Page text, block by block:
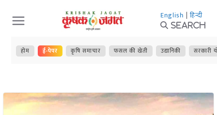
Skip
to
content
English | हिन्दी
Search
होम ई-पेपर कृषि समाचार फसल की खेती उद्यानिकी सरकारी